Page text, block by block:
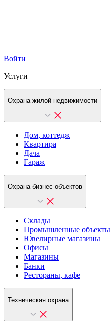
Войти
Услуги
Охрана жилой недвижимости
Дом, коттедж
Квартира
Дача
Гараж
Охрана бизнес-объектов
Склады
Промышленные объекты
Ювелирные магазины
Офисы
Магазины
Банки
Рестораны, кафе
Техническая охрана